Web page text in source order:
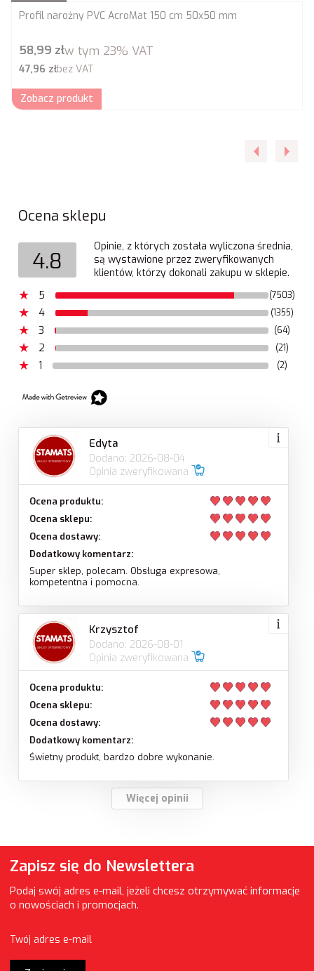
Profil narożny PVC AcroMat 150 cm 50x50 mm
Cena brutto
58,99 złw tym 23% VAT
Cena netto
47,96 złbez VAT
Zobacz produkt
Ocena sklepu
4.8
Opinie, z których została wyliczona średnia,
są wystawione przez zweryfikowanych
klientów, którzy dokonali zakupu w sklepie.
5
(7503)
4 (1355)
3 (64)
2 (21)
1 (2)
Edyta
Dodano: 2026-08-04
Opinia zweryfikowana
Ocena produktu:
Ocena sklepu:
Ocena dostawy:
Dodatkowy komentarz:
Super sklep, polecam. Obsługa expresowa,
kompetentna i pomocna.
Krzysztof
Dodano: 2026-08-01
Opinia zweryfikowana
Ocena produktu:
Ocena sklepu:
Ocena dostawy:
Dodatkowy komentarz:
Świetny produkt, bardzo dobre wykonanie.
Więcej opinii
Zapisz się do Newslettera
Podaj swój adres e-mail, jeżeli chcesz otrzymywać informacje
o nowościach i promocjach.
Twój adres e-mail